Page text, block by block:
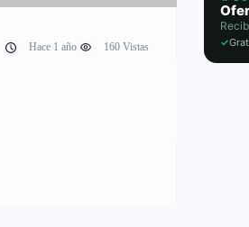
Hace 1 año 160 Vistas ✓